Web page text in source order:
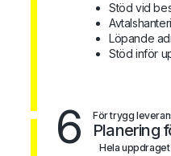
Stöd vid
Löpande
Stöd inför
6 För trygg
Planering
Hela uppdraget